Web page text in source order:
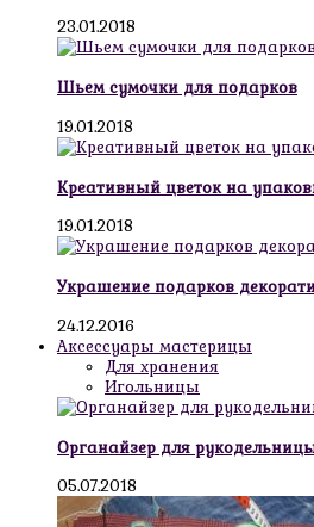
23.01.2018
Шьем сумочки для подарков
19.01.2018
Креативный цветок на
19.01.2018
Украшение подарков
24.12.2016
Аксессуары мастерицы
Для хранения
Игольницы
Органайзер для
05.07.2018